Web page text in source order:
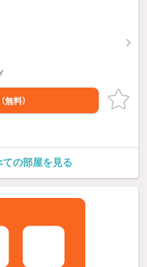
（無料）
の部屋を見る